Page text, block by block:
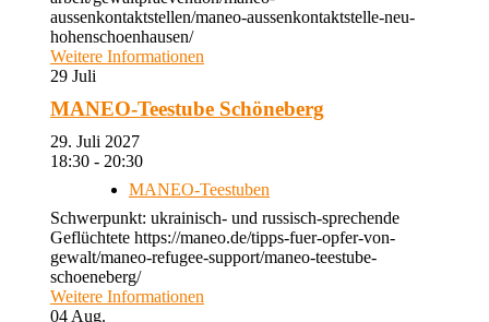
aussenkontaktstellen/maneo-aussenkontaktstelle-neu-
hohenschoenhausen/
Weitere Informationen
29 Juli
MANEO-Teestube Schöneberg
29. Juli 2027
18:30 - 20:30
MANEO-Teestuben
Schwerpunkt: ukrainisch- und russisch-sprechende
Geflüchtete https://maneo.de/tipps-fuer-opfer-von-
gewalt/maneo-refugee-support/maneo-teestube-
schoeneberg/
Weitere Informationen
04 Aug.